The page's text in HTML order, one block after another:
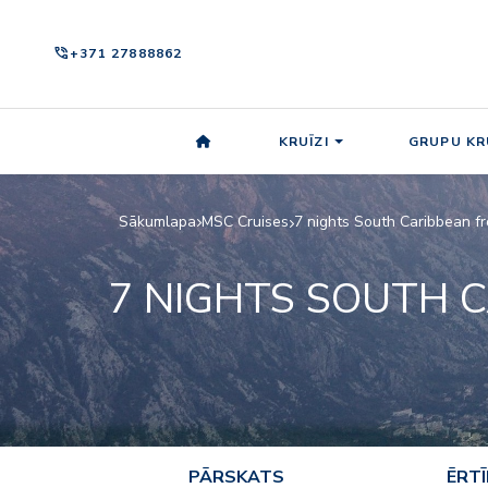
phone_in_talk+371 27888862
KRUĪZI GRUPU
Sākumlapa MSC Cruises 7 nights South Caribbean
7 NIGHTS SOUTH
PĀRSKATS